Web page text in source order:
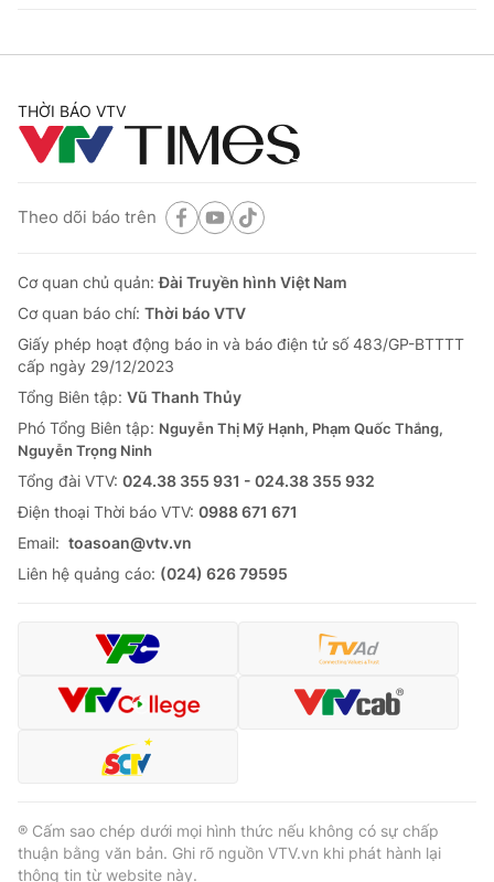
THỜI BÁO VTV
Theo dõi báo trên
Cơ quan chủ quản:Đài Truyền hình Việt Nam
Cơ quan báo chí: Thời báo VTV
Giấy phép hoạt động báo in và báo điện tử số 483/GP-BTTTT
cấp ngày 29/12/2023
Tổng Biên tập: Vũ Thanh Thủy
Phó Tổng Biên tập: Nguyễn Thị Mỹ Hạnh, Phạm Quốc Thắng,
Nguyễn Trọng Ninh
Tổng đài VTV: 024.38 355 931 - 024.38 355 932
Ðiện thoại Thời báo VTV: 0988 671 671
Email: toasoan@vtv.vn
Liên hệ quảng cáo: (024) 626 79595
® Cấm sao chép dưới mọi hình thức nếu không có sự chấp
thuận bằng văn bản. Ghi rõ nguồn VTV.vn khi phát hành lại
thông tin từ website này.